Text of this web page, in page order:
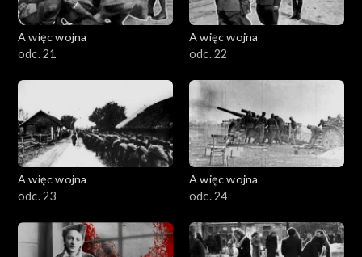
A więc wojna
odc. 21
A więc wojna
odc. 22
A więc wojna
odc. 23
A więc wojna
odc. 24